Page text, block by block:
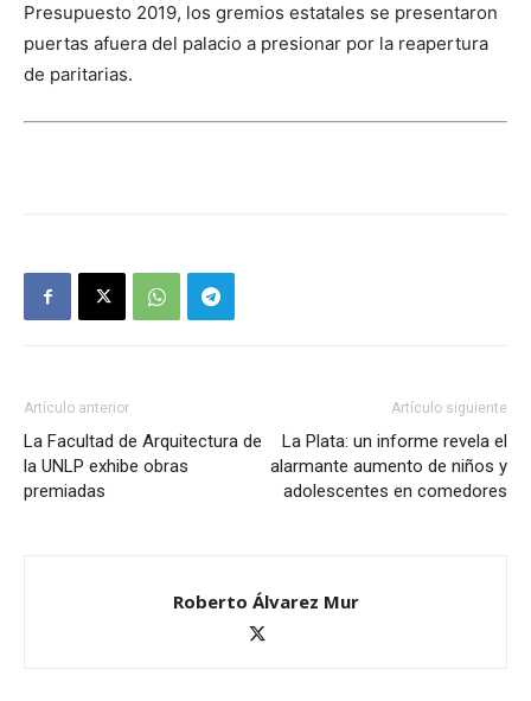
Presupuesto 2019, los gremios estatales se presentaron
puertas afuera del palacio a presionar por la reapertura
de paritarias.
Artículo anterior
La Facultad de Arquitectura de
la UNLP exhibe obras
premiadas
Artículo siguiente
La Plata: un informe revela el
alarmante aumento de niños y
adolescentes en comedores
Roberto Álvarez Mur